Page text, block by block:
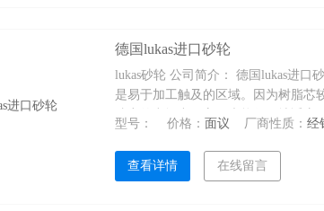
德国lukas进口砂轮
lukas砂轮 公司简介： 德国lukas进口
是易于加工触及的区域。因为树脂芯
狭窄的空间中，它们也能很好地适应
命。具有这些优点，该工具是传统磨
型号： 价格： 面议 厂商性质：
查看详情 在线留言